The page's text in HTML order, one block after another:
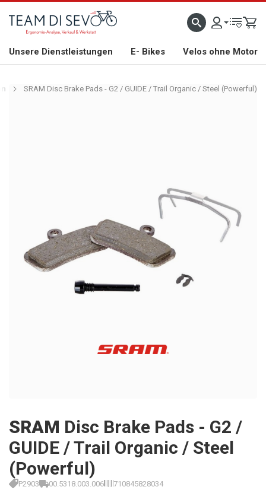
WILLKOMMEN GROSSE AUSWAHL AN RENNRÄDERN, GRAVEL, E-BIKES UND
Unsere Dienstleistungen E- Bikes Velos ohne Motor
SRAM Disc Brake Pads - G2 / GUIDE / Trail Organic / Steel (Powerful)
SRAM Disc Brake Pads - G2 /
GUIDE / Trail Organic / Steel
(Powerful)
P2903 00.5318.003.006 710845828034